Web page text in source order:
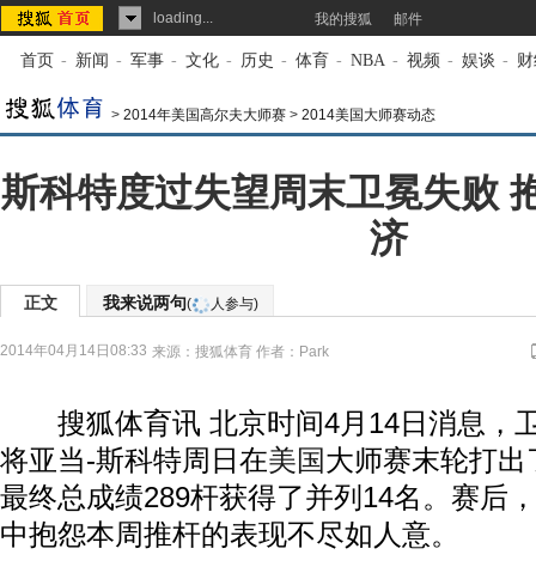
loading... 我的搜狐 邮件
首页 - 新闻 - 军事 - 文化 - 历史 - 体育 - NBA - 视频 - 娱谈 -
> 2014年美国高尔夫大师赛 > 2014美国大师赛动态
斯科特度过失望周末卫冕失败
济
正文 我来说两句( 人参与)
2014年04月14日08:33 来源： 搜狐体育 作者：Park
搜狐体育讯 北京时间4月14日消息，
将亚当-斯科特周日在美国大师赛末轮打
最终总成绩289杆获得了并列14名。赛后
中抱怨本周推杆的表现不尽如人意。